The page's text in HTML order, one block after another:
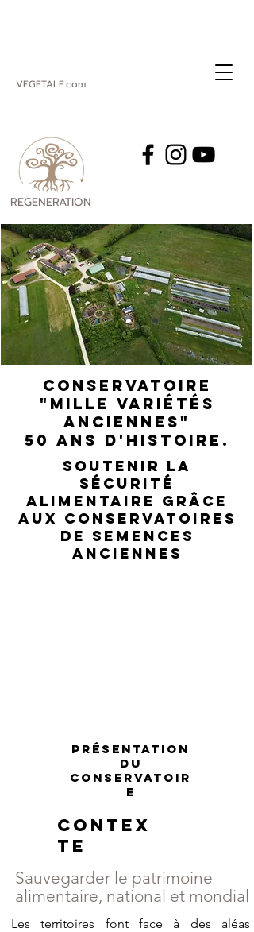
VEGETALE.com
REGENERATION
CONSERVATOIRE
"MILLE VARIÉTÉS
ANCIENNES"
50 ans d'Histoire.
Soutenir la
sécurité
alimentaire grâce
aux conservatoires
de semences
anciennes
Présentation
du
conservatoir
e
Contex
te
Sauvegarder le patrimoine
alimentaire, national et mondial
Les territoires font face à des aléas